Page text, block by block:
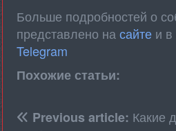
Больше подробностей о
представлено на сайте и в
Telegram
Похожие статьи:
Previous article: Какие